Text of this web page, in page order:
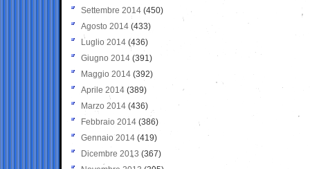
Settembre 2014 (450)
Agosto 2014 (433)
Luglio 2014 (436)
Giugno 2014 (391)
Maggio 2014 (392)
Aprile 2014 (389)
Marzo 2014 (436)
Febbraio 2014 (386)
Gennaio 2014 (419)
Dicembre 2013 (367)